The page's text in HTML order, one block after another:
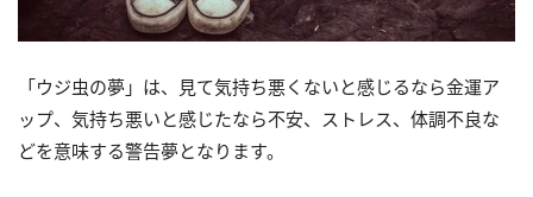
「ウジ虫の夢」は、見て気持ち悪くないと感じるなら金運ア
ップ、気持ち悪いと感じたなら不安、ストレス、体調不良な
どを意味する警告夢となります。